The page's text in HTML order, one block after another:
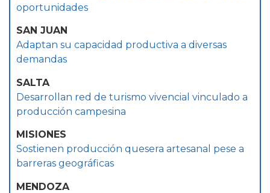
oportunidades
SAN JUAN
Adaptan su capacidad productiva a diversas
demandas
SALTA
Desarrollan red de turismo vivencial vinculado a
producción campesina
MISIONES
Sostienen producción quesera artesanal pese a
barreras geográficas
MENDOZA